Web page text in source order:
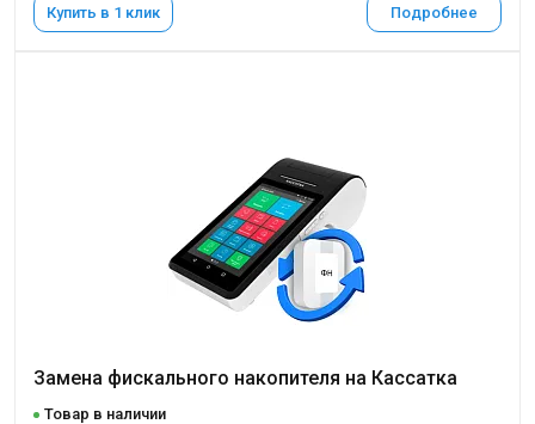
Купить в 1 клик Подробнее
Замена фискального накопителя на Кассатка
Товар в наличии